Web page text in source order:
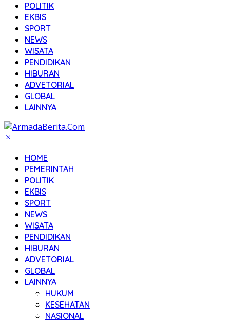
POLITIK
EKBIS
SPORT
NEWS
WISATA
PENDIDIKAN
HIBURAN
ADVETORIAL
GLOBAL
LAINNYA
HOME
PEMERINTAH
POLITIK
EKBIS
SPORT
NEWS
WISATA
PENDIDIKAN
HIBURAN
ADVETORIAL
GLOBAL
LAINNYA
HUKUM
KESEHATAN
NASIONAL